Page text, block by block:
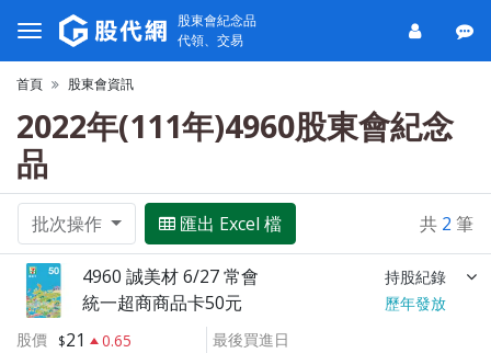
股東會紀念品
代領、交易
首頁 股東會資訊
2022年(111年)4960股東會紀念
品
批次操作 匯出 Excel 檔 共 2 筆
4960 誠美材 6/27 常會 持股紀錄
統一超商商品卡50元
歷年發放
股價
21
0.65
最後買進日